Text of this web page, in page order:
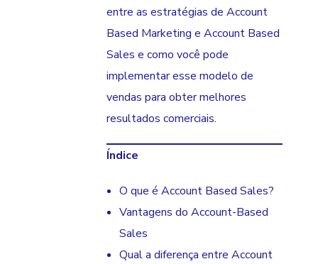
entre as estratégias de Account
Based Marketing e Account Based
Sales e como você pode
implementar esse modelo de
vendas para obter melhores
resultados comerciais.
Índice
O que é Account Based Sales?
Vantagens do Account-Based
Sales
Qual a diferença entre Account